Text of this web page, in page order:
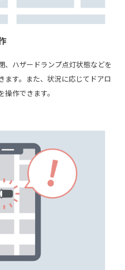
、ハザードランプ点灯状態などを
ます。また、状況に応じてドアロ
作できます。